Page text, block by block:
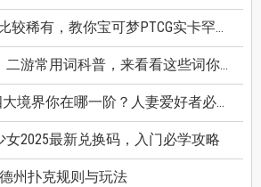
稀有，教你宝可梦PTCG实卡罕贵度怎么看
常用词科普，来看看这些词你看得懂多少个
在哪一阶？人妻爱好者必看三款精选NTR游戏推荐
2025最新兑换码，入门必学攻略
州扑克规则与玩法